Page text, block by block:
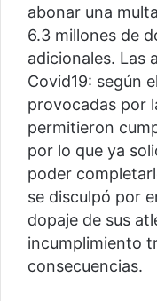
abonar una
6.3 millones de
adicionales. Las
Covid19: según
provocadas por
permitieron
por lo que ya
poder
se disculpó por
dopaje de sus
incumplimiento
consecuencias.